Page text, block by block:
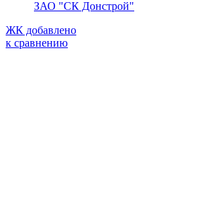
ЗАО "СК Донстрой"
ЖК добавлено
к сравнению